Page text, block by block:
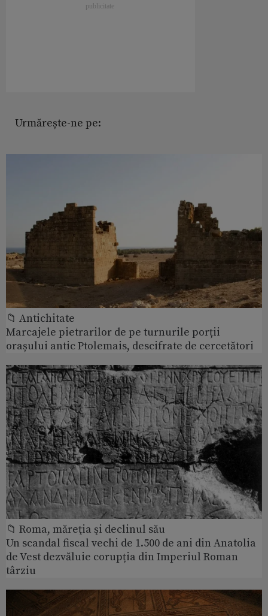
Urmărește-ne pe:
📁 Antichitate
Marcajele pietrarilor de pe turnurile porții
orașului antic Ptolemais, descifrate de cercetători
📁 Roma, măreţia şi declinul său
Un scandal fiscal vechi de 1.500 de ani din Anatolia
de Vest dezvăluie corupția din Imperiul Roman
târziu